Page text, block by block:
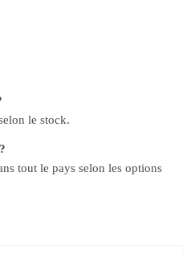
le stock.
tout le pays selon les options